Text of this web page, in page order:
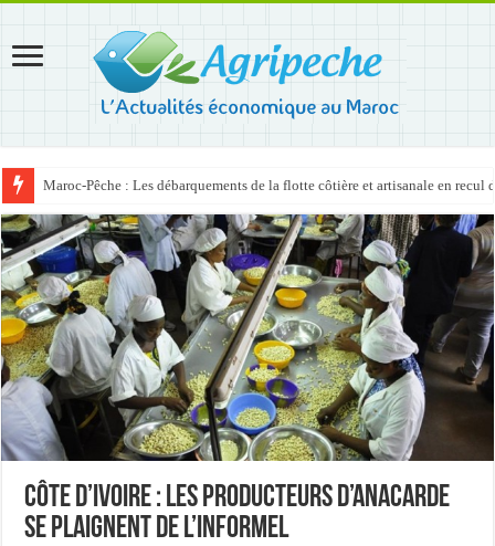
Maroc-Pêche : Les débarquements de la flotte côtière et artisanale en recul
Côte d’Ivoire : Les producteurs d’anacarde
se plaignent de l’informel